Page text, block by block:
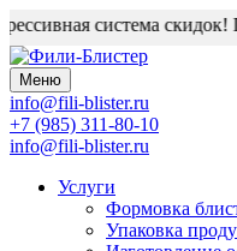
система скидок!
Меню
info@fili-blister.ru
+7 (985) 311-80-10
info@fili-blister.ru
Услуги
Формовка
Упаковка